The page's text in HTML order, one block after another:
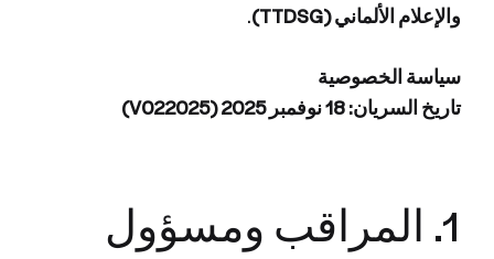
والإعلام الألماني (TTDSG)
.
سياسة الخصوصية
تاريخ السريان: 18 نوفمبر 2025 (V022025)
1. المراقب ومسؤول